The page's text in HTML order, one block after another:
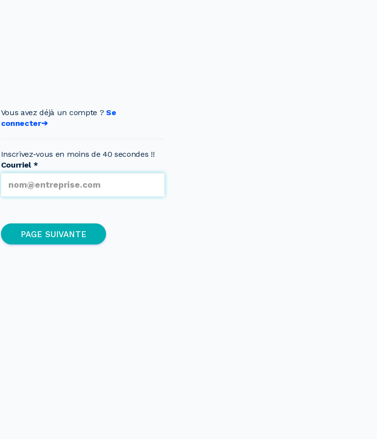
Vous avez déjà un compte ? Se
connecter➔
Inscrivez-vous en moins de 40 secondes !!
Pages multiples
Courriel *